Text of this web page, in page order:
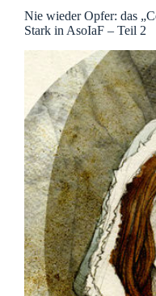
Nie wieder Opfer: das
Stark in AsoIaF – Teil 2